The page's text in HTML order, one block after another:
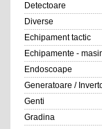
Detectoare
Diverse
Echipament tactic
Echipamente -
Endoscoape
Generatoare /
Genti
Gradina